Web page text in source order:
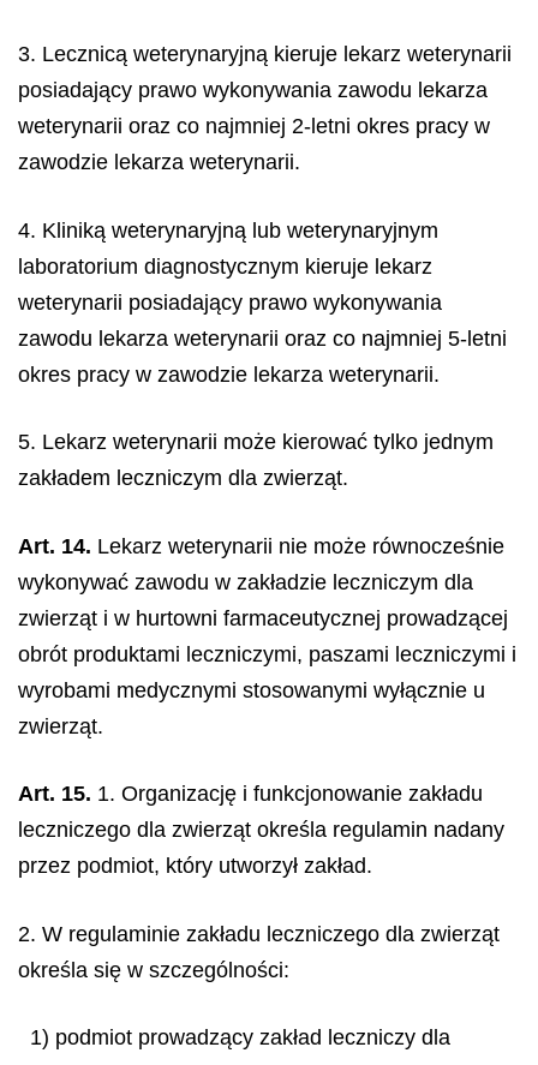
3. Lecznicą weterynaryjną kieruje lekarz weterynarii
posiadający prawo wykonywania zawodu lekarza
weterynarii oraz co najmniej 2-letni okres pracy w
zawodzie lekarza weterynarii.
4. Kliniką weterynaryjną lub weterynaryjnym
laboratorium diagnostycznym kieruje lekarz
weterynarii posiadający prawo wykonywania
zawodu lekarza weterynarii oraz co najmniej 5-letni
okres pracy w zawodzie lekarza weterynarii.
5. Lekarz weterynarii może kierować tylko jednym
zakładem leczniczym dla zwierząt.
Art. 14. Lekarz weterynarii nie może równocześnie
wykonywać zawodu w zakładzie leczniczym dla
zwierząt i w hurtowni farmaceutycznej prowadzącej
obrót produktami leczniczymi, paszami leczniczymi i
wyrobami medycznymi stosowanymi wyłącznie u
zwierząt.
Art. 15. 1. Organizację i funkcjonowanie zakładu
leczniczego dla zwierząt określa regulamin nadany
przez podmiot, który utworzył zakład.
2. W regulaminie zakładu leczniczego dla zwierząt
określa się w szczególności:
1) podmiot prowadzący zakład leczniczy dla